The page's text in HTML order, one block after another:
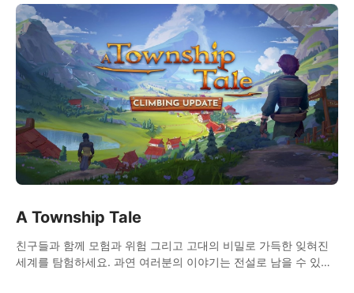
A Township Tale
친구들과 함께 모험과 위험 그리고 고대의 비밀로 가득한 잊혀진
세계를 탐험하세요. 과연 여러분의 이야기는 전설로 남을 수 있을